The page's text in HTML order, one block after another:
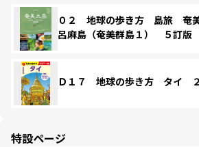
０２ 地球の歩き方 島旅 奄
呂麻島（奄美群島１） ５訂版
Ｄ１７ 地球の歩き方 タイ ２
特設ページ